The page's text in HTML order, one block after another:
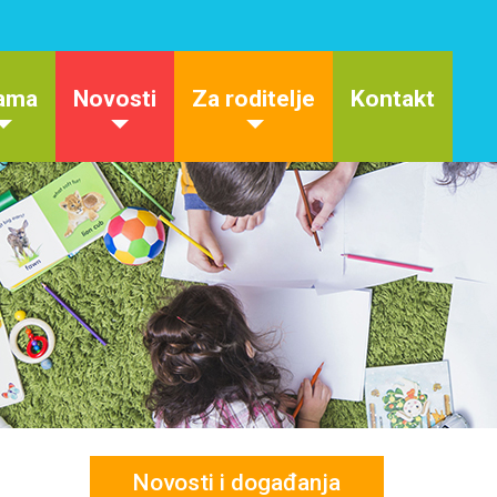
Novosti Za roditelje Kontakt
Novosti i događanja